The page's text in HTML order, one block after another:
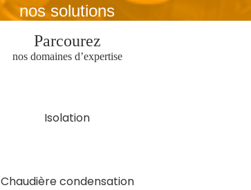
nos solutions
Parcourez
nos domaines d’expertise
Isolation
Chaudière condensation